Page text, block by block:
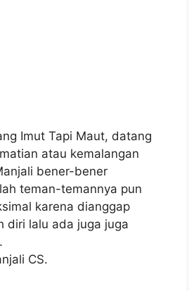
Imut Tapi Maut, datang
atau kemalangan
bener-bener
teman-temannya pun
karena dianggap
diri lalu ada juga juga
CS.